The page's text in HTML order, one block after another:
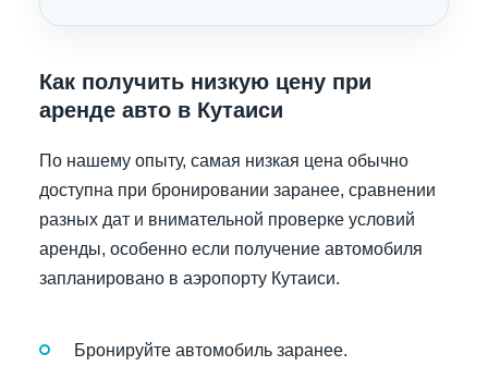
Как получить низкую цену при
аренде авто в Кутаиси
По нашему опыту, самая низкая цена обычно
доступна при бронировании заранее, сравнении
разных дат и внимательной проверке условий
аренды, особенно если получение автомобиля
запланировано в аэропорту Кутаиси.
Бронируйте автомобиль заранее.